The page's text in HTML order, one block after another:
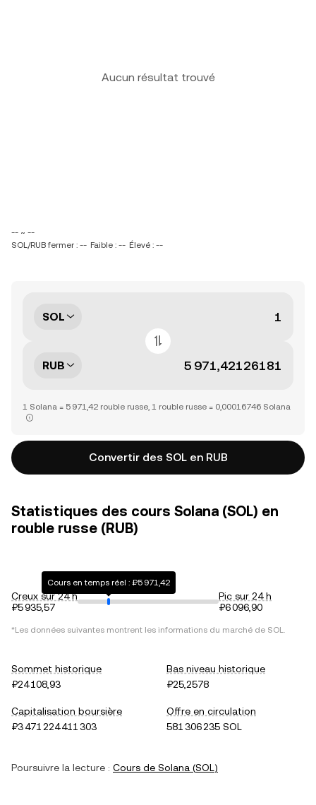
Aucun résultat trouvé
-- ~ --
SOL/RUB fermer : -- Faible : -- Élevé : --
SOL
RUB
1 Solana = 5 971,42 rouble russe, 1 rouble russe = 0,00016746 Solana
Convertir des SOL en RUB
Statistiques des cours Solana (SOL) en
rouble russe (RUB)
Creux sur 24 h
₽5 935,57
Cours en temps réel : ₽5 971,42
Pic sur 24 h
₽6 096,90
*Les données suivantes montrent les informations du marché de SOL.
Sommet historique
₽24 108,93
Bas niveau historique
₽25,2578
Capitalisation boursière
₽3 471 224 411 303
Offre en circulation
581 306 235 SOL
Poursuivre la lecture : Cours de Solana (SOL)